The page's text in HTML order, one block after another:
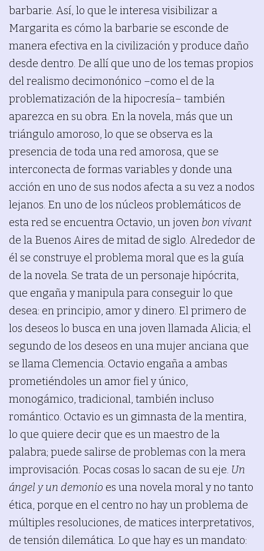
barbarie. Así, lo que le interesa visibilizar a
Margarita es cómo la barbarie se esconde de
manera efectiva en la civilización y produce daño
desde dentro. De allí que uno de los temas propios
del realismo decimonónico –como el de la
problematización de la hipocresía– también
aparezca en su obra. En la novela, más que un
triángulo amoroso, lo que se observa es la
presencia de toda una red amorosa, que se
interconecta de formas variables y donde una
acción en uno de sus nodos afecta a su vez a nodos
lejanos. En uno de los núcleos problemáticos de
esta red se encuentra Octavio, un joven bon vivant
de la Buenos Aires de mitad de siglo. Alrededor de
él se construye el problema moral que es la guía
de la novela. Se trata de un personaje hipócrita,
que engaña y manipula para conseguir lo que
desea: en principio, amor y dinero. El primero de
los deseos lo busca en una joven llamada Alicia; el
segundo de los deseos en una mujer anciana que
se llama Clemencia. Octavio engaña a ambas
prometiéndoles un amor fiel y único,
monogámico, tradicional, también incluso
romántico. Octavio es un gimnasta de la mentira,
lo que quiere decir que es un maestro de la
palabra; puede salirse de problemas con la mera
improvisación. Pocas cosas lo sacan de su eje. Un
ángel y un demonio es una novela moral y no tanto
ética, porque en el centro no hay un problema de
múltiples resoluciones, de matices interpretativos,
de tensión dilemática. Lo que hay es un mandato: